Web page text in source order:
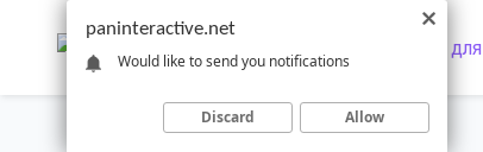
paninteractive.net
Would like to send you notifications
Discard Allow